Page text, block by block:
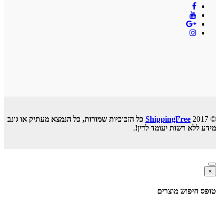
© 2017
ShippingFree כל הזכוכיות שמורות, כל הנמצא מעתיק או גונב
מידע ללא רשות יעומד לדין!.
×
טופס חיפוש מוצרים